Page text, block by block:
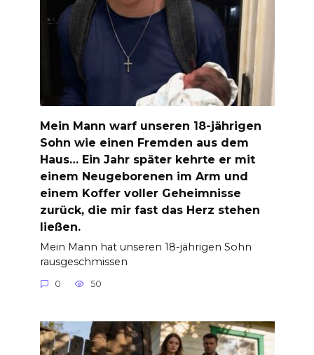
Mein Mann warf unseren 18-jährigen
Sohn wie einen Fremden aus dem
Haus… Ein Jahr später kehrte er mit
einem Neugeborenen im Arm und
einem Koffer voller Geheimnisse
zurück, die mir fast das Herz stehen
ließen.
Mein Mann hat unseren 18-jährigen Sohn
rausgeschmissen
0 50